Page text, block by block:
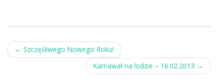
Post
navigation
← Szczęśliwego Nowego Roku!
Karnawał na lodzie – 16.02.2013 →